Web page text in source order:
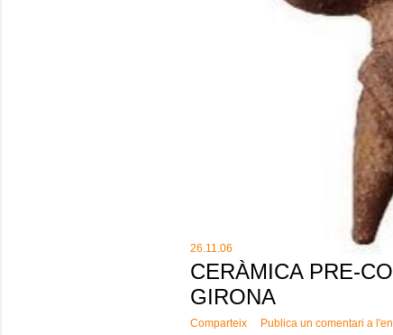
26.11.06
CERÀMICA PRE-
GIRONA
Comparteix Publica un comentari a